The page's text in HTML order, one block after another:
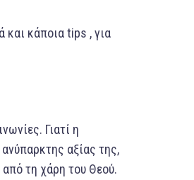
και κάποια tips , για
Γιατί η
αξίας της,
τη χάρη του Θεού.